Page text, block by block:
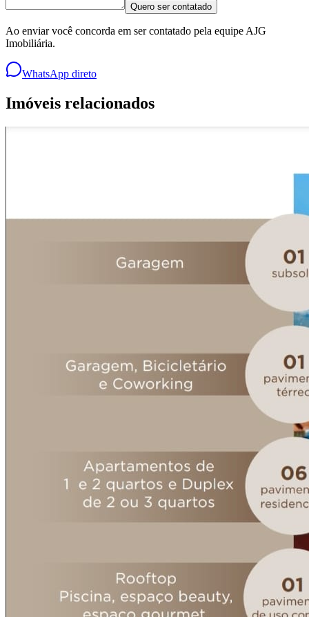
Quero ser contatado
Ao enviar você concorda em ser contatado pela equipe AJG
Imobiliária.
WhatsApp direto
Imóveis relacionados